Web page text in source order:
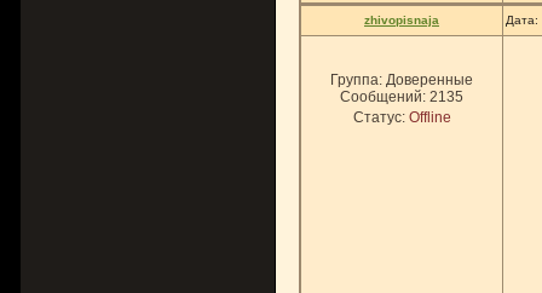
zhivopisnaja
Группа: Доверенные
Сообщений: 2135
Статус: Offline